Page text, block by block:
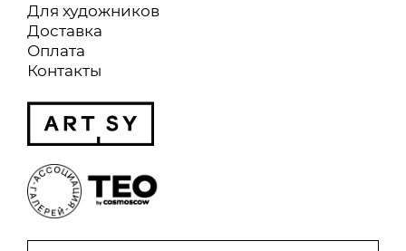
Для художников
Доставка
Оплата
Контакты